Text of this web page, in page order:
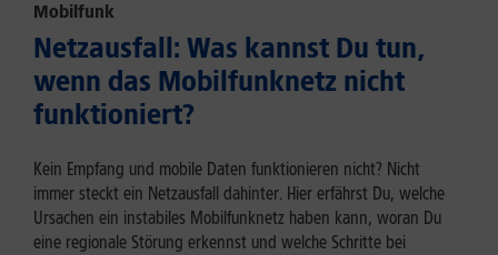
Mobilfunk
Netzausfall: Was kannst Du tun,
wenn das Mobilfunknetz nicht
funktioniert?
Kein Empfang und mobile Daten funktionieren nicht? Nicht
immer steckt ein Netzausfall dahinter. Hier erfährst Du, welche
Ursachen ein instabiles Mobilfunknetz haben kann, woran Du
eine regionale Störung erkennst und welche Schritte bei